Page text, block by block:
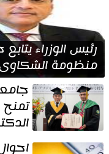
رئيس الوزراء
منظومة
الحكومية خلال
الماضي تمنح